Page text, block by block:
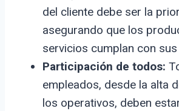
del cliente debe ser la
asegurando que los
servicios cumplan con
Participación de todos:
empleados, desde la alta
los operativos, deben